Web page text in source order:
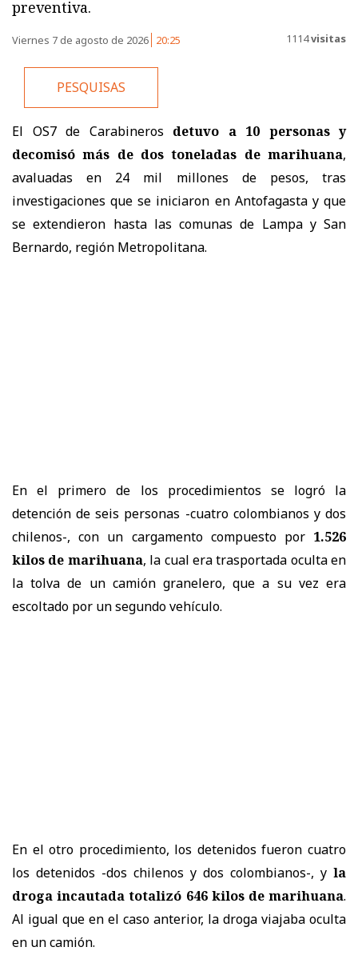
preventiva.
Viernes 7 de agosto de 2026 20:25 1114visitas
PESQUISAS
El OS7 de Carabineros detuvo a 10 personas y
decomisó más de dos toneladas de marihuana,
avaluadas en 24 mil millones de pesos, tras
investigaciones que se iniciaron en Antofagasta y que
se extendieron hasta las comunas de Lampa y San
Bernardo, región Metropolitana.
En el primero de los procedimientos se logró la
detención de seis personas -cuatro colombianos y dos
chilenos-, con un cargamento compuesto por 1.526
kilos de marihuana, la cual era trasportada oculta en
la tolva de un camión granelero, que a su vez era
escoltado por un segundo vehículo.
En el otro procedimiento, los detenidos fueron cuatro
los detenidos -dos chilenos y dos colombianos-, y la
droga incautada totalizó 646 kilos de marihuana.
Al igual que en el caso anterior, la droga viajaba oculta
en un camión.